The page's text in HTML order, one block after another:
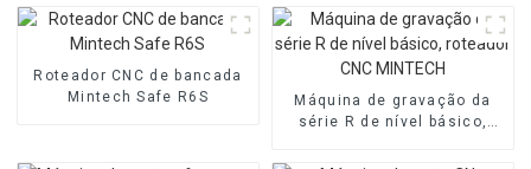
Roteador CNC de bancada
Mintech Safe R6S
Máquina de gravação da
série R de nível básico,